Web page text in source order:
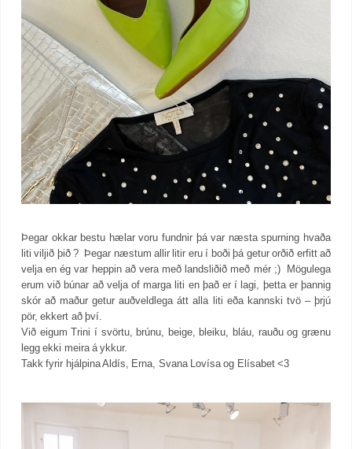
Þegar okkar bestu hælar voru fundnir þá var næsta spurning hvaða
liti viljið þið ? Þegar næstum allir litir eru í boði þá getur orðið erfitt að
velja en ég var heppin að vera með landsliðið með mér ;) Mögulega
erum við búnar að velja of marga liti en það er í lagi, þetta er þannig
skór að maður getur auðveldlega átt alla liti eða kannski tvö – þrjú
pör, ekkert að því.
Við eigum Trini í svörtu, brúnu, beige, bleiku, bláu, rauðu og grænu
legg ekki meira á ykkur.
Takk fyrir hjálpina Aldís, Erna, Svana Lovísa og Elísabet <3